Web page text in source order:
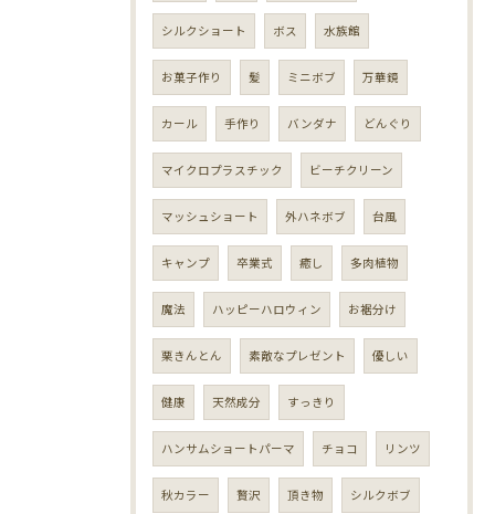
シルクショート ボス 水族館
お菓子作り 髪 ミニボブ 万華鏡
カール 手作り バンダナ どんぐり
マイクロプラスチック ビーチクリーン
マッシュショート 外ハネボブ 台風
キャンプ 卒業式 癒し 多肉植物
魔法 ハッピーハロウィン お裾分け
栗きんとん 素敵なプレゼント 優しい
健康 天然成分 すっきり
ハンサムショートパーマ チョコ リンツ
秋カラー 贅沢 頂き物 シルクボブ